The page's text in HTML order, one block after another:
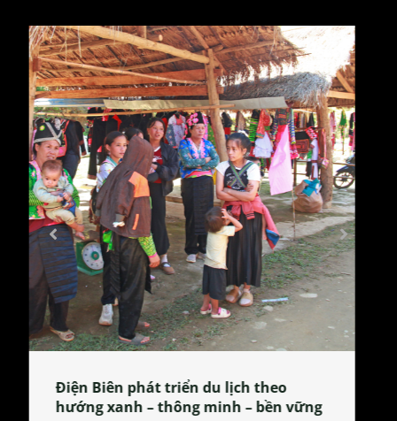
Làng làm bánh tẻ Phú Nhi – nơi lan
tỏa đặc sản xứ Đoài